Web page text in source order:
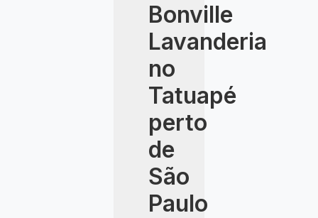
Bonville
Lavanderia
no
Tatuapé
perto
de
São
Paulo